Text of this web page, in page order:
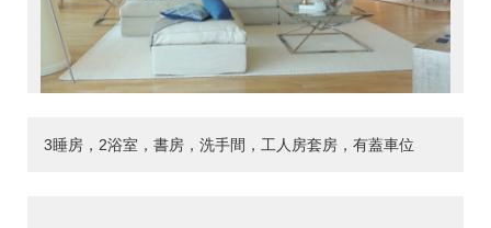
3睡房，2浴室，書房，洗手間，工人房套房，有蓋車位